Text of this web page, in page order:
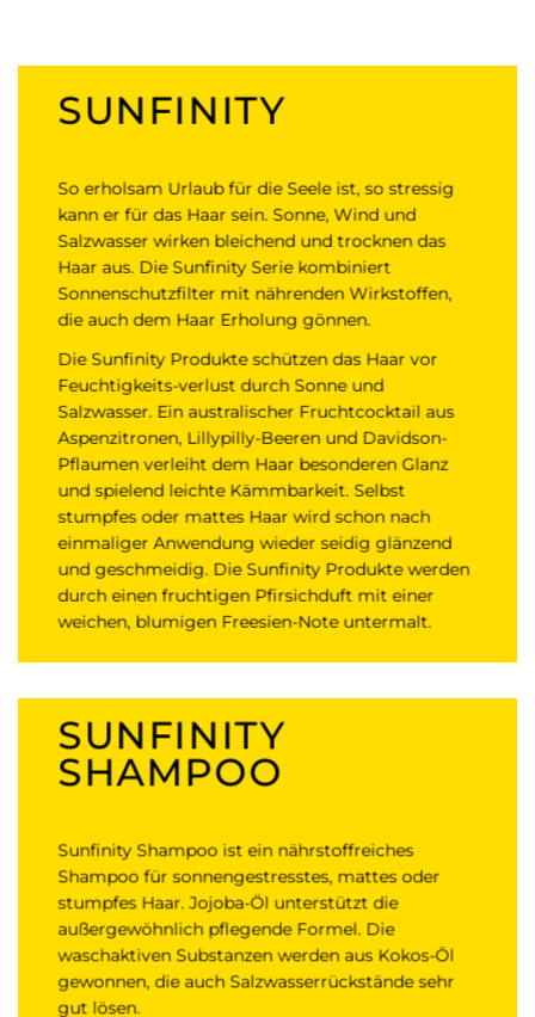
SUNFINITY
So erholsam Urlaub für die Seele ist, so stressig
kann er für das Haar sein. Sonne, Wind und
Salzwasser wirken bleichend und trocknen das
Haar aus. Die Sunfinity Serie kombiniert
Sonnenschutzfilter mit nährenden Wirkstoffen,
die auch dem Haar Erholung gönnen.
Die Sunfinity Produkte schützen das Haar vor
Feuchtigkeits-verlust durch Sonne und
Salzwasser. Ein australischer Fruchtcocktail aus
Aspenzitronen, Lillypilly-Beeren und Davidson-
Pflaumen verleiht dem Haar besonderen Glanz
und spielend leichte Kämmbarkeit. Selbst
stumpfes oder mattes Haar wird schon nach
einmaliger Anwendung wieder seidig glänzend
und geschmeidig. Die Sunfinity Produkte werden
durch einen fruchtigen Pfirsichduft mit einer
weichen, blumigen Freesien-Note untermalt.
SUNFINITY
SHAMPOO
Sunfinity Shampoo ist ein nährstoffreiches
Shampoo für sonnengestresstes, mattes oder
stumpfes Haar. Jojoba-Öl unterstützt die
außergewöhnlich pflegende Formel. Die
waschaktiven Substanzen werden aus Kokos-Öl
gewonnen, die auch Salzwasserrückstände sehr
gut lösen.